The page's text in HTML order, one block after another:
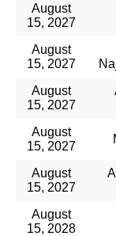
August
15, 2027
August
15, 2027
August
15, 2027
August
15, 2027
August
15, 2027
August
15, 2028